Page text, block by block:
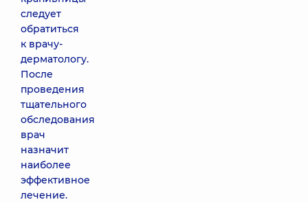
следует
обратиться
к врачу-
дерматологу.
После
проведения
тщательного
обследования
врач
назначит
наиболее
эффективное
лечение.